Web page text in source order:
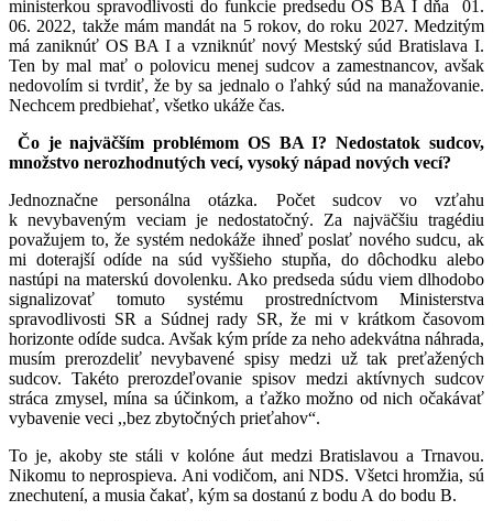
ministerkou spravodlivosti do funkcie predsedu OS BA I dňa 01.
06. 2022, takže mám mandát na 5 rokov, do roku 2027. Medzitým
má zaniknúť OS BA I a vzniknúť nový Mestský súd Bratislava I.
Ten by mal mať o polovicu menej sudcov a zamestnancov, avšak
nedovolím si tvrdiť, že by sa jednalo o ľahký súd na manažovanie.
Nechcem predbiehať, všetko ukáže čas.
Čo je najväčším problémom OS BA I? Nedostatok sudcov,
množstvo nerozhodnutých vecí, vysoký nápad nových vecí?
Jednoznačne personálna otázka. Počet sudcov vo vzťahu
k nevybaveným veciam je nedostatočný. Za najväčšiu tragédiu
považujem to, že systém nedokáže ihneď poslať nového sudcu, ak
mi doterajší odíde na súd vyššieho stupňa, do dôchodku alebo
nastúpi na materskú dovolenku. Ako predseda súdu viem dlhodobo
signalizovať tomuto systému prostredníctvom Ministerstva
spravodlivosti SR a Súdnej rady SR, že mi v krátkom časovom
horizonte odíde sudca. Avšak kým príde za neho adekvátna náhrada,
musím prerozdeliť nevybavené spisy medzi už tak preťažených
sudcov. Takéto prerozdeľovanie spisov medzi aktívnych sudcov
stráca zmysel, mína sa účinkom, a ťažko možno od nich očakávať
vybavenie veci ,,bez zbytočných prieťahov“.
To je, akoby ste stáli v kolóne áut medzi Bratislavou a Trnavou.
Nikomu to neprospieva. Ani vodičom, ani NDS. Všetci hromžia, sú
znechutení, a musia čakať, kým sa dostanú z bodu A do bodu B.